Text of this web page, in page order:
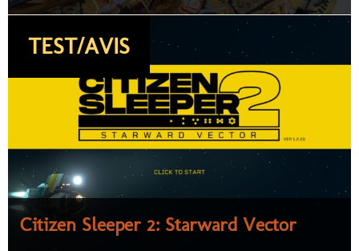
TEST/AVIS
Citizen Sleeper 2: Starward Vector